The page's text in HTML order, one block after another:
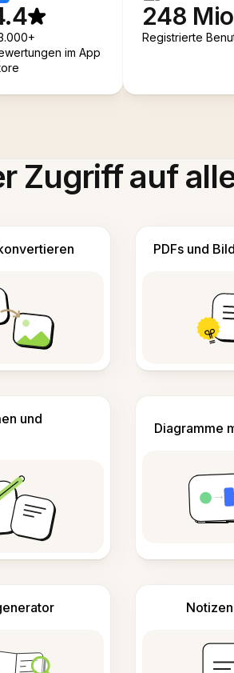
im App
248
Registrierte
Zugriff auf
PDFs und
und
Diagramme